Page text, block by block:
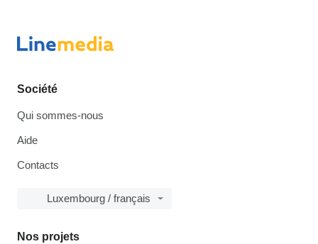
Société
Qui sommes-nous
Aide
Contacts
Luxembourg / français
Nos projets